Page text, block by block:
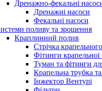
Дренажно-фекальні
Дренажні насоси
Фекальні насоси
поливу та зрошення
Краплинний полив
Стрічка
Фітинги крапельної
Туман та фітинги
Крапельна трубка
Інжектор Вентурі